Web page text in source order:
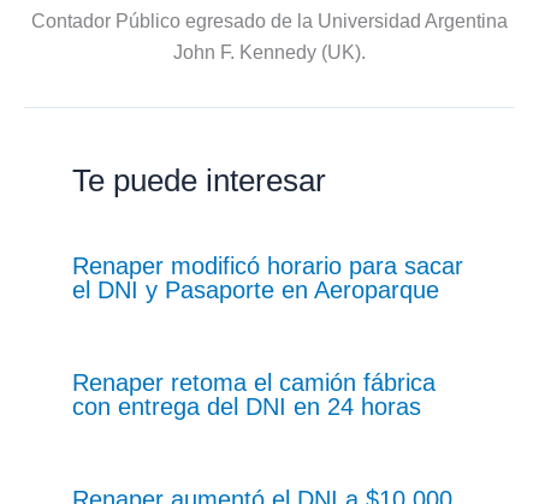
Contador Público egresado de la Universidad Argentina
John F. Kennedy (UK).
Te puede interesar
Renaper modificó horario para sacar
el DNI y Pasaporte en Aeroparque
Renaper retoma el camión fábrica
con entrega del DNI en 24 horas